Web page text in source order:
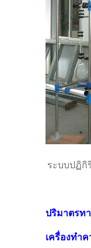
ระบบปฏิกิ
ปริมาตรท
เครื่องทํา